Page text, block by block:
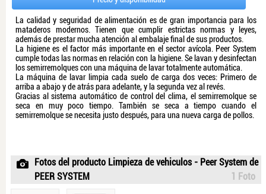
La calidad y seguridad de alimentación es de gran importancia para los
mataderos modernos. Tienen que cumplir estrictas normas y leyes,
además de prestar mucha atención al embalaje final de sus productos.
La higiene es el factor más importante en el sector avícola. Peer System
cumple todas las normas en relación con la higiene. Se lavan y desinfectan
los semirremolques con una máquina de lavar totalmente automática.
La máquina de lavar limpia cada suelo de carga dos veces: Primero de
arriba a abajo y de atrás para adelante, y la segunda vez al revés.
Gracias al sistema automático de control del clima, el semirremolque se
seca en muy poco tiempo. También se seca a tiempo cuando el
semirremolque se necesita justo después, para una nueva carga de pollos.
Fotos del producto Limpieza de vehiculos - Peer System de
PEER SYSTEM
1 Foto